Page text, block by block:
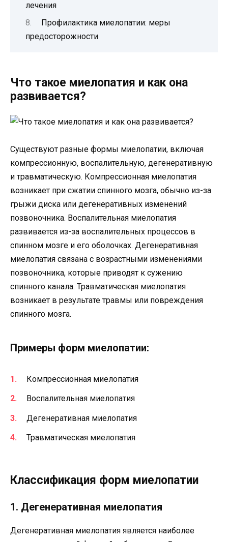
лечения
Профилактика миелопатии: меры
предосторожности
Что такое миелопатия и как она
развивается?
Существуют разные формы миелопатии, включая
компрессионную, воспалительную, дегенеративную
и травматическую. Компрессионная миелопатия
возникает при сжатии спинного мозга, обычно из-за
грыжи диска или дегенеративных изменений
позвоночника. Воспалительная миелопатия
развивается из-за воспалительных процессов в
спинном мозге и его оболочках. Дегенеративная
миелопатия связана с возрастными изменениями
позвоночника, которые приводят к сужению
спинного канала. Травматическая миелопатия
возникает в результате травмы или повреждения
спинного мозга.
Примеры форм миелопатии:
Компрессионная миелопатия
Воспалительная миелопатия
Дегенеративная миелопатия
Травматическая миелопатия
Классификация форм миелопатии
1. Дегенеративная миелопатия
Дегенеративная миелопатия является наиболее